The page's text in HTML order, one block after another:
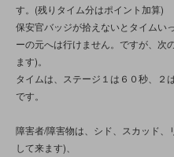
す。(残りタイム分はポイント加算)
保安官バッジが拾えないとタイムい
ーの元へは行けません。ですが、次
ます)。
タイムは、ステージ１は６０秒、２
です。
障害者/障害物は、シド、スカッド
して来ます)、